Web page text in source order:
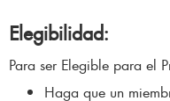
Elegibilidad:
Para ser Elegible para el
Haga que un